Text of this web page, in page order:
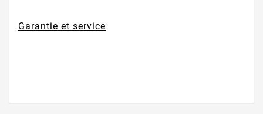
Garantie et service